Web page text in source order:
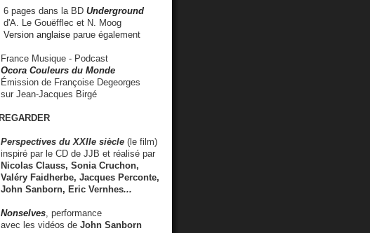
pages dans la BD Underground
d'A. Le Gouëfflec et N. Moog
Version anglaise parue également
Musique - Podcast
Couleurs du Monde
de Françoise Degeorges
Jean-Jacques Birgé
Perspectives du XXIIe siècle (le film)
par le CD de JJB et réalisé par
Clauss, Sonia Cruchon,
Faidherbe, Jacques Perconte,
John Sanborn, Eric Vernhes...
Nonselves , performance
avec les vidéos de John Sanborn